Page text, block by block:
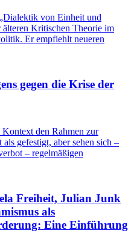
von Einheit und
Kritischen Theorie im
Er empfiehlt neueren
gegen die Krise der
den Rahmen zur
gefestigt, aber sehen sich –
– regelmäßigen
Freiheit, Julian Junk
als
Eine Einführung